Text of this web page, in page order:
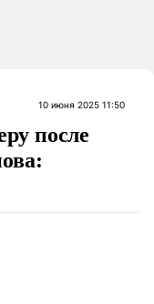
10 июня 2025 11:50
после